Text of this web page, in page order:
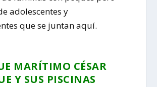
adolescentes y
que se juntan aquí.
MARÍTIMO CÉSAR
Y SUS PISCINAS